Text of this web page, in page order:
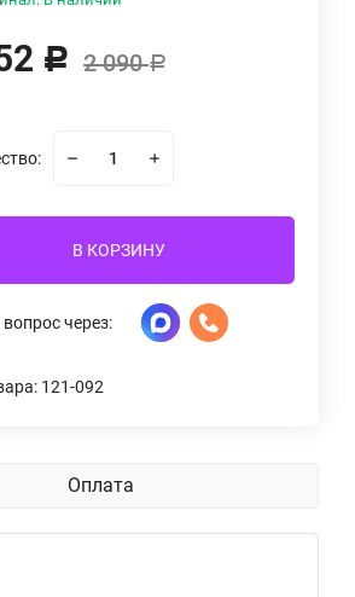
Р 2 090Р
В КОРЗИНУ
через:
121-092
Оплата